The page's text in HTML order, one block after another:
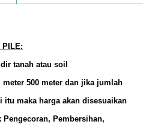
PILE:
tanah atau soil
500 meter dan jika jumlah
maka harga akan disesuaikan
Pengecoran, Pembersihan,